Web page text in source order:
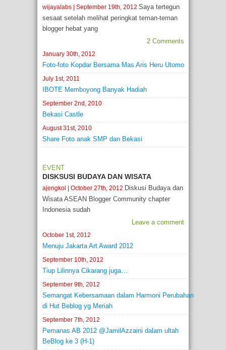
wijayalabs | September 19th, 2012 Saya tertegun
sesaat setelah melihat peringkat teman-teman
blogger hebat yang
2 Comments
January 30th, 2012
Foto-foto Kopdar Bersama Mas Aris Heru Utomo
July 1st, 2011
IBOTE Memboyong Banyak Hadiah
September 2nd, 2010
Bekasi Castle
August 31st, 2010
Share Foto anak SMP dan Bekasi
EVENT
DISKSUSI BUDAYA DAN WISATA
ajengkol | October 27th, 2012 Diskusi Budaya dan
Wisata ASEAN Blogger Community chapter
Indonesia sudah
Leave a comment
October 1st, 2012
Menuju Jakarta Art Award 2012
September 10th, 2012
Tiup Lilinnya Cikarang juga…
September 9th, 2012
Semangat Kebersamaan dalam Harmoni Perubahan
di Hut Beblog yg Meriah
September 7th, 2012
Pemanas AB 2012 @JamilAzzaini dalam ultah
BeBlog ke 3 (H-1)